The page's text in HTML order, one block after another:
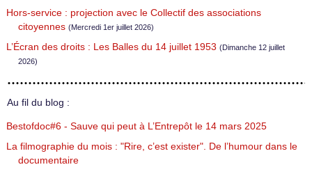
Hors-service : projection avec le Collectif des associations
citoyennes (Mercredi 1er juillet 2026)
L’Écran des droits : Les Balles du 14 juillet 1953 (Dimanche 12 juillet
2026)
Au fil du blog :
Bestofdoc#6 - Sauve qui peut à L’Entrepôt le 14 mars 2025
La filmographie du mois : "Rire, c’est exister". De l’humour dans le
documentaire